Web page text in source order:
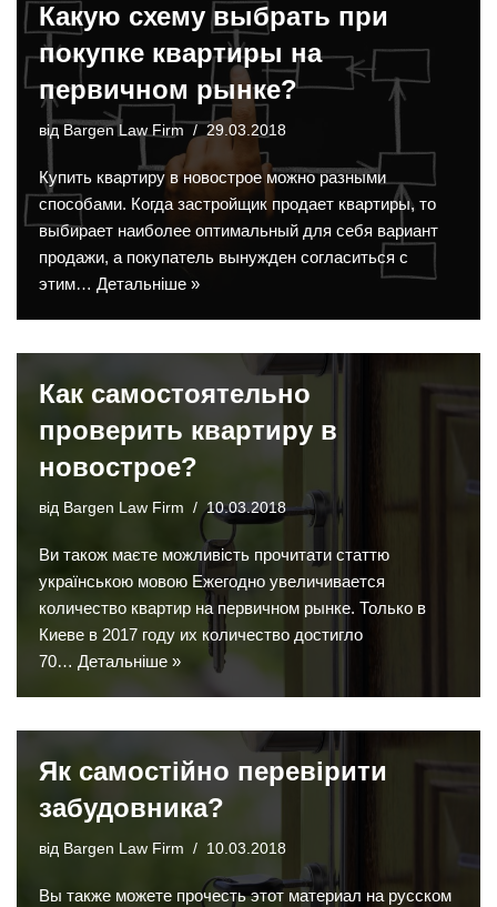
Какую схему выбрать при
покупке квартиры на
первичном рынке?
від Bargen Law Firm 29.03.2018
Купить квартиру в новострое можно разными
способами. Когда застройщик продает квартиры, то
выбирает наиболее оптимальный для себя вариант
продажи, а покупатель вынужден согласиться с
этим… Детальніше »
Как самостоятельно
проверить квартиру в
новострое?
від Bargen Law Firm 10.03.2018
Ви також маєте можливість прочитати статтю
українською мовою Ежегодно увеличивается
количество квартир на первичном рынке. Только в
Киеве в 2017 году их количество достигло
70… Детальніше »
Як самостійно перевірити
забудовника?
від Bargen Law Firm 10.03.2018
Вы также можете прочесть этот материал на русском